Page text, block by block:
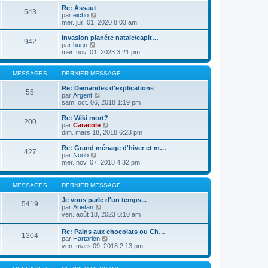
m
s
a
g
e
r
e
s
a
e
e
n
i
e
r
m
s
a
g
e
l
r
l
e
d
e
r
n
i
e
r
s
a
g
543
Re: Assaut
par eicho
o
n
s
t
e
r
l
e
d
e
r
i
e
r
e
s
a
g
e
mer. juil. 01, 2020 8:03 am
942
invasion planéte natale/capit…
par hugo
n
s
u
l
t
e
r
l
e
d
e
i
e
r
m
e
s
s
a
g
e
mer. nov. 01, 2023 3:21 pm
MESSAGES DERNIER MESSAGE
55
Re: Demandes d'explications
par Argent
o
n
s
u
e
r
l
e
d
e
r
n
i
e
r
m
e
s
s
g
sam. oct. 06, 2018 1:19 pm
200
Re: Wiki mort?
par Caracole
o
n
s
l
e
r
e
d
e
r
n
i
r
m
e
dim. mars 18, 2018 6:23 pm
427
Re: Grand ménage d'hiver et m…
par Noob
o
s
u
t
e
r
l
e
d
e
r
n
i
mer. nov. 07, 2018 4:32 pm
MESSAGES DERNIER MESSAGE
5419
Je vous parle d'un temps...
par Arietan
o
u
l
t
e
r
ven. août 18, 2023 6:10 am
1304
Re: Pains aux chocolats ou Ch…
par Hartarion
o
s
ven. mars 09, 2018 2:13 pm